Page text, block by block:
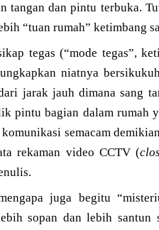
tangan dan pintu terbuka.
“tuan rumah” ketimbang
tegas (“mode tegas”,
niatnya
jarak jauh dimana sang
pintu bagian dalam rumah
semacam
rekaman video CCTV (
juga begitu
sopan dan lebih santun